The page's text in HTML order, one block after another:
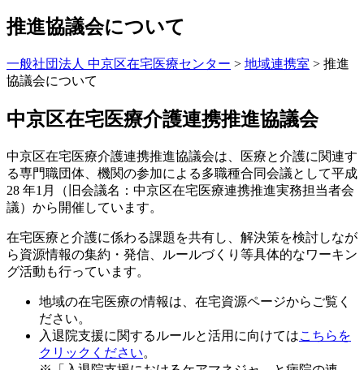
推進協議会について
一般社団法人 中京区在宅医療センター > 地域連携室 > 推進
協議会について
中京区在宅医療介護連携推進協議会
中京区在宅医療介護連携推進協議会は、医療と介護に関連す
る専門職団体、機関の参加による多職種合同会議として平成
28 年1月（旧会議名：中京区在宅医療連携推進実務担当者会
議）から開催しています。
在宅医療と介護に係わる課題を共有し、解決策を検討しなが
ら資源情報の集約・発信、ルールづくり等具体的なワーキン
グ活動も行っています。
地域の在宅医療の情報は、在宅資源ページからご覧く
ださい。
入退院支援に関するルールと活用に向けてはこちらを
クリックください。